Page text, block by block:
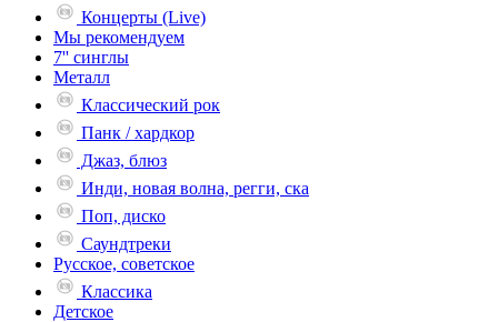
Концерты (Live)
Мы рекомендуем
7'' синглы
Металл
Классический рок
Панк / хардкор
Джаз, блюз
Инди, новая волна, регги, ска
Поп, диско
Саундтреки
Русское, советское
Классика
Детское